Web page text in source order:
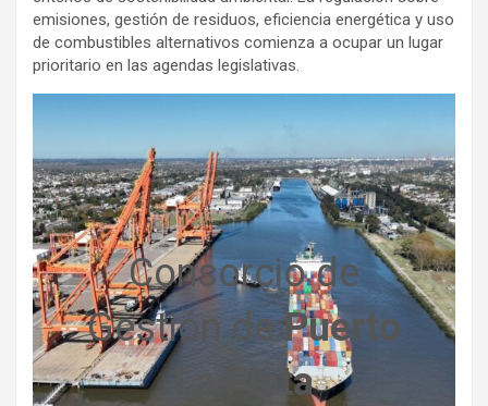
emisiones, gestión de residuos, eficiencia energética y uso
de combustibles alternativos comienza a ocupar un lugar
prioritario en las agendas legislativas.
Consorcio de
Gestión dePuerto
La Plata